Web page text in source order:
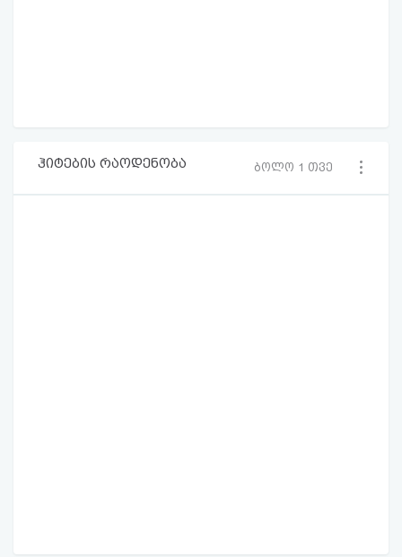
ჰიტების რაოდენობა ბოლო 1 თვე